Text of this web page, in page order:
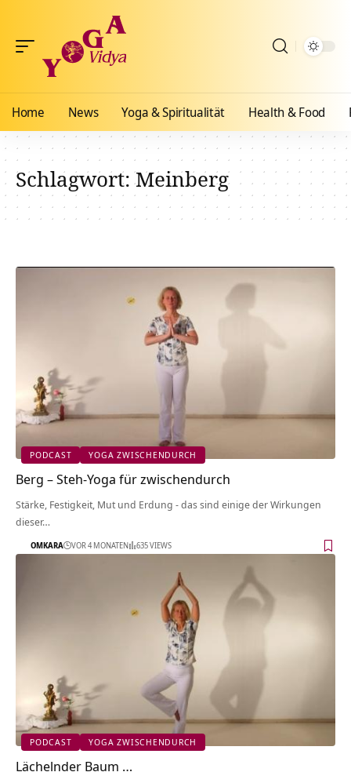
Home News Yoga & Spiritualität Health & Food
Schlagwort:Meinberg
PODCAST YOGA ZWISCHENDURCH
Berg – Steh-Yoga für zwischendurch
Stärke, Festigkeit, Mut und Erdung - das sind einige der Wirkungen
dieser…
OMKARA VOR 4 MONATEN 635 VIEWS
PODCAST YOGA ZWISCHENDURCH
Lächelnder Baum …